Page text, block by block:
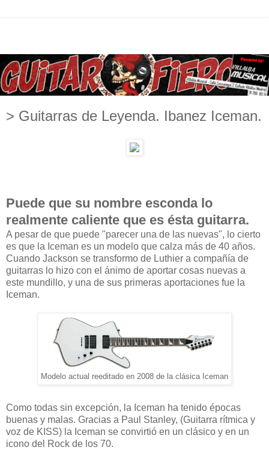
> Guitarras de Leyenda. Ibanez Iceman.
Puede que su nombre esconda lo
realmente caliente que es ésta guitarra.
A pesar de que puede "parecer una de las nuevas", lo cierto
es que la Iceman es un modelo que calza más de 40 años.
Cuando Jackson se transformo de Luthier a compañía de
guitarras lo hizo con el ánimo de aportar cosas nuevas a
este mundillo, y una de sus primeras aportaciones fue la
Iceman.
Modelo actual reeditado en 2008 de la clásica Iceman
Como todas sin excepción, la Iceman ha tenido épocas
buenas y malas. Gracias a Paul Stanley, (Guitarra rítmica y
voz de KISS) la Iceman se convirtió en un clásico y en un
icono del Rock de los 70.